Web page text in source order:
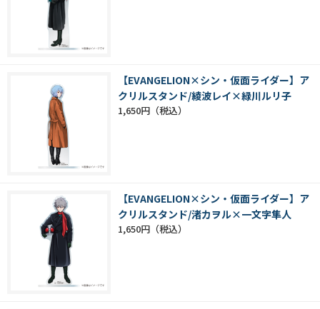
【EVANGELION×シン・仮面ライダー】ア
クリルスタンド/綾波レイ×緑川ルリ子
1,650円
【EVANGELION×シン・仮面ライダー】ア
クリルスタンド/渚カヲル×一文字隼人
1,650円